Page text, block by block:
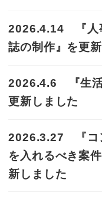
2026.4.14 『人
誌の制作』を更
2026.4.6 『生活
更新しました
2026.3.27 『コ
を入れるべき案
新しました